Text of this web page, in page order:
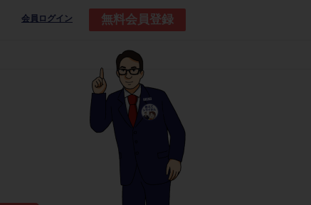
会員ログイン 無料会員登録